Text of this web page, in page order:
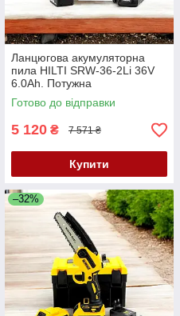
Ланцюгова акумуляторна
пила HILTI SRW-36-2Li 36V
6.0Ah. Потужна
акумуляторна пила Хілті з
шиною 30 см
Готово до відправки
5 120 ₴ 7 571 ₴
Купити
–32%